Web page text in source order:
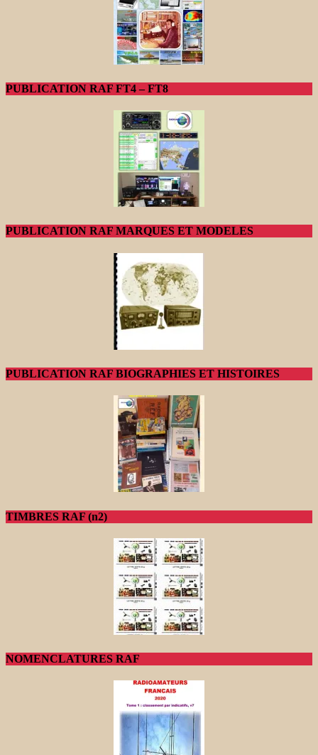
PUBLICATION RAF FT4 – FT8
PUBLICATION RAF MARQUES ET MODELES
PUBLICATION RAF BIOGRAPHIES ET HISTOIRES
TIMBRES RAF (n2)
NOMENCLATURES RAF